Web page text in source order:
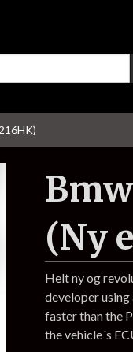
(Ny
Helt ny og
developer
faster than the
the vehicle´s